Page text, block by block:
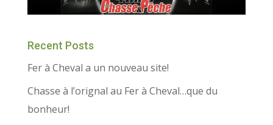
Recent Posts
Fer à Cheval a un nouveau site!
Chasse à l’orignal au Fer à Cheval…que du
bonheur!